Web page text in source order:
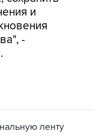
и
-
ленту